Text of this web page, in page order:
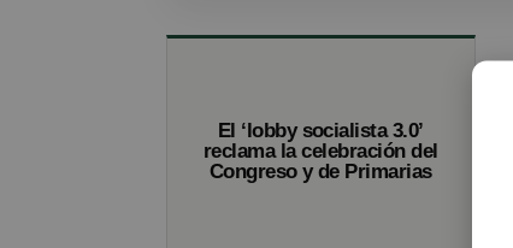
El ‘lobby socialista 3.0’
reclama la celebración del
Congreso y de Primarias